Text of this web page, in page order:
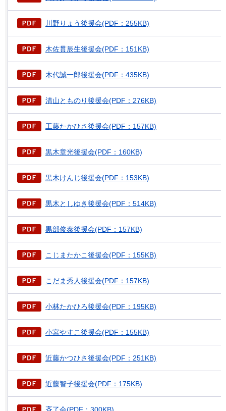
川野りょう後援会(PDF：255KB)
木佐貫辰生後援会(PDF：151KB)
木代誠一郎後援会(PDF：435KB)
清山とものり後援会(PDF：276KB)
工藤たかひさ後援会(PDF：157KB)
黒木章光後援会(PDF：160KB)
黒木けんじ後援会(PDF：153KB)
黒木としゆき後援会(PDF：514KB)
黒部俊泰後援会(PDF：157KB)
こじまたかこ後援会(PDF：155KB)
こだま秀人後援会(PDF：157KB)
小林たかひろ後援会(PDF：195KB)
小宮やすこ後援会(PDF：155KB)
近藤かつひさ後援会(PDF：251KB)
近藤智子後援会(PDF：175KB)
斉了会(PDF：300KB)